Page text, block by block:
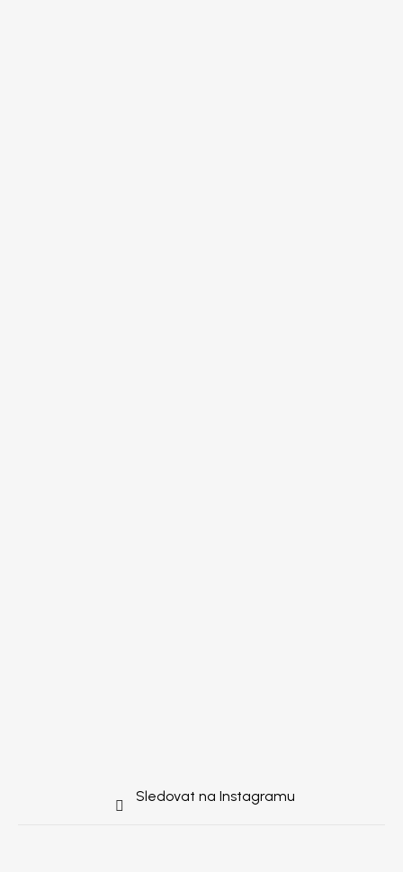
Sledovat na Instagramu